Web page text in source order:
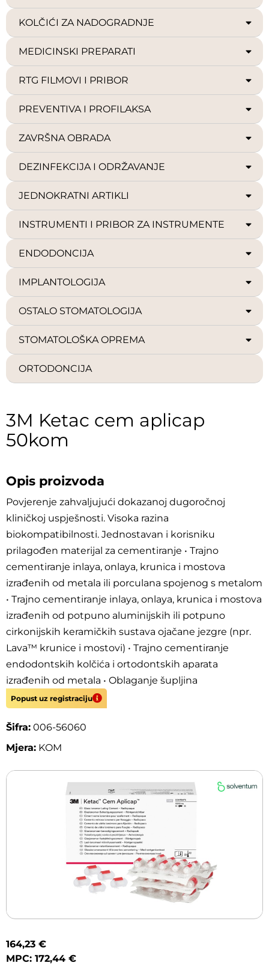
KOLČIĆI ZA NADOGRADNJE
MEDICINSKI PREPARATI
RTG FILMOVI I PRIBOR
PREVENTIVA I PROFILAKSA
ZAVRŠNA OBRADA
DEZINFEKCIJA I ODRŽAVANJE
JEDNOKRATNI ARTIKLI
INSTRUMENTI I PRIBOR ZA INSTRUMENTE
ENDODONCIJA
IMPLANTOLOGIJA
OSTALO STOMATOLOGIJA
STOMATOLOŠKA OPREMA
ORTODONCIJA
3M Ketac cem aplicap
50kom
Opis proizvoda
Povjerenje zahvaljujući dokazanoj dugoročnoj
kliničkoj uspješnosti. Visoka razina
biokompatibilnosti. Jednostavan i korisniku
prilagođen materijal za cementiranje • Trajno
cementiranje inlaya, onlaya, krunica i mostova
izrađenih od metala ili porculana spojenog s metalom
• Trajno cementiranje inlaya, onlaya, krunica i mostova
izrađenih od potpuno aluminijskih ili potpuno
cirkonijskih keramičkih sustava ojačane jezgre (npr.
Lava™ krunice i mostovi) • Trajno cementiranje
endodontskih kolčića i ortodontskih aparata
izrađenih od metala • Oblaganje šupljina
Popust uz registraciju
Šifra: 006-56060
Mjera: KOM
164,23 €
MPC: 172,44 €